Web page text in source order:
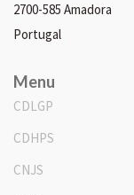
2700-585 Amadora
Portugal
Menu
CDLGP
CDHPS
CNJS